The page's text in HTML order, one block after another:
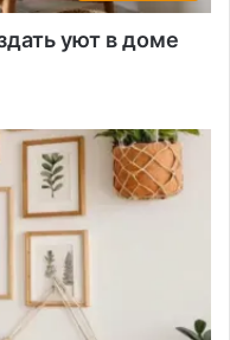
уют в доме